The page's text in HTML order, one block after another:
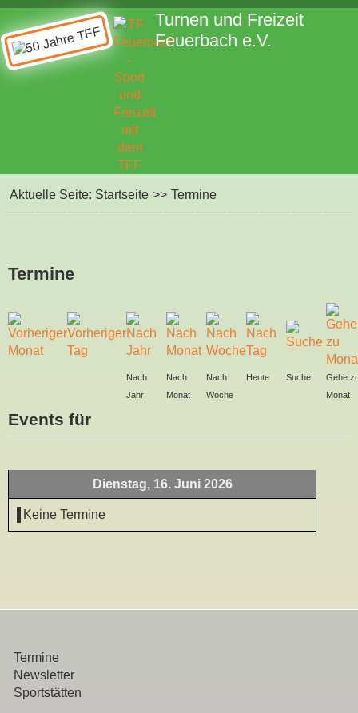
Turnen und Freizeit
Feuerbach e.V.
Aktuelle Seite: Startseite >> Termine
Termine
Nach
Jahr
Nach
Monat
Nach
Woche
Heute Suche
Gehe
Monat
Events für
Dienstag, 16. Juni 2026
Keine Termine
Termine
Newsletter
Sportstätten